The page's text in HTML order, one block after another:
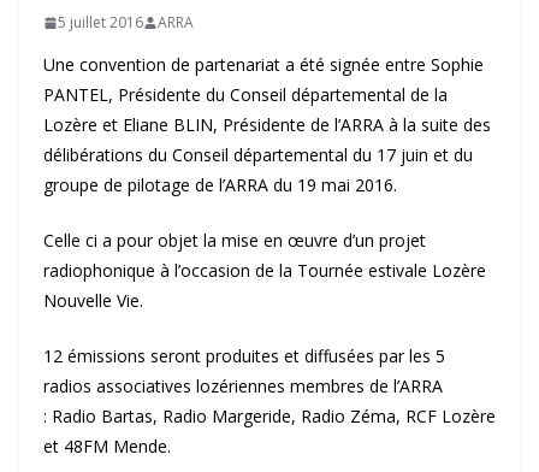
5 juillet 2016 ARRA
Une convention de partenariat a été signée entre Sophie
PANTEL, Présidente du Conseil départemental de la
Lozère et Eliane BLIN, Présidente de l’ARRA à la suite des
délibérations du Conseil départemental du 17 juin et du
groupe de pilotage de l’ARRA du 19 mai 2016.
Celle ci a pour objet la mise en œuvre d’un projet
radiophonique à l’occasion de la Tournée estivale Lozère
Nouvelle Vie.
12 émissions seront produites et diffusées par les 5
radios associatives lozériennes membres de l’ARRA
: Radio Bartas, Radio Margeride, Radio Zéma, RCF Lozère
et 48FM Mende.